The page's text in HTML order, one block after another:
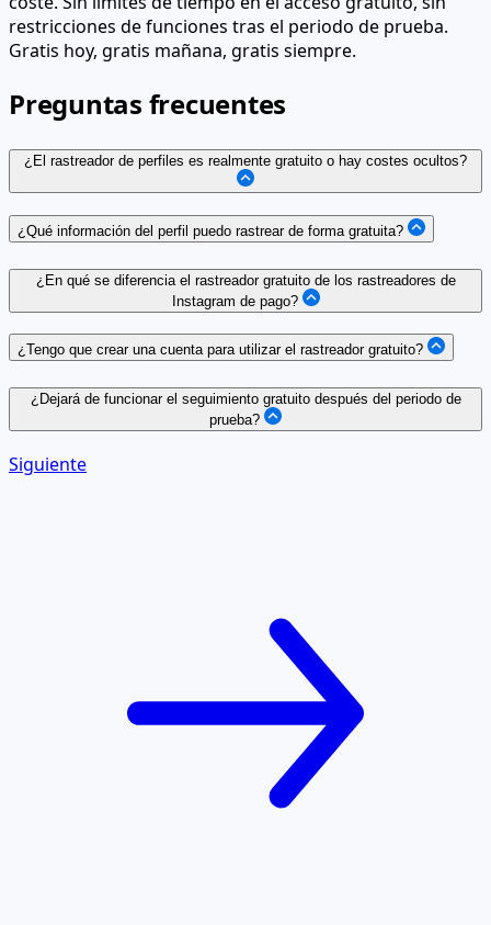
restricciones de funciones tras el periodo de prueba.
Gratis hoy, gratis mañana, gratis siempre.
Preguntas frecuentes
¿El rastreador de perfiles es realmente gratuito o hay costes ocultos?
¿Qué información del perfil puedo rastrear de forma gratuita?
¿En qué se diferencia el rastreador gratuito de los rastreadores de
Instagram de pago?
¿Tengo que crear una cuenta para utilizar el rastreador gratuito?
¿Dejará de funcionar el seguimiento gratuito después del periodo de
prueba?
Siguiente